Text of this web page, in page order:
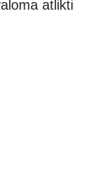
atlikti